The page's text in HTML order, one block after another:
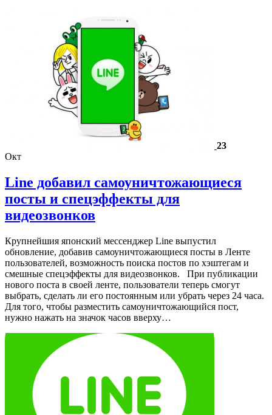
23
Окт
Line добавил самоуничтожающиеся
посты и спецэффекты для
видеозвонков
Крупнейшия японский мессенджер Line выпустил
обновление, добавив самоуничтожающиеся посты в Ленте
пользователей, возможность поиска постов по хэштегам и
смешные спецэффекты для видеозвонков. При публикации
нового поста в своей ленте, пользователи теперь смогут
выбрать, сделать ли его постоянным или убрать через 24 часа.
Для того, чтобы разместить самоуничтожающийся пост,
нужно нажать на значок часов вверху…